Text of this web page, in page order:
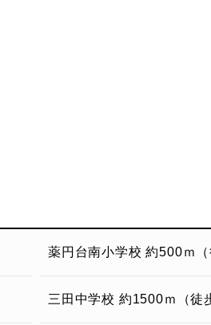
薬円台南小学校 約500ｍ（
三田中学校 約1500ｍ（徒